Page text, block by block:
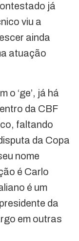
já
viu a
ainda
atuação
o ‘ge’, já há
da CBF
faltando
da Copa
nome
é Carlo
é um
da
em outras